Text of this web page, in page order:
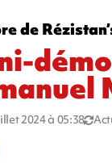
de
2024 à 05:38